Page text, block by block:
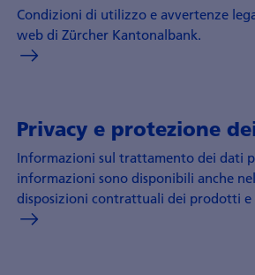
Condizioni di utilizzo e avvertenze
web di Zürcher Kantonalbank.
Privacy e protezione
Informazioni sul trattamento dei dati
informazioni sono disponibili anche
disposizioni contrattuali dei prodotti e